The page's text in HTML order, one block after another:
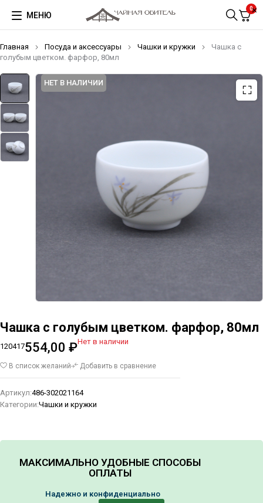
МЕНЮ
0
Главная Посуда и аксессуары Чашки и кружки
Чашка с
голубым цветком. фарфор, 80мл
НЕТ В НАЛИЧИИ
Чашка с голубым цветком. фарфор, 80мл
120417554,00 ₽Нет в наличии
В список желаний Добавить в сравнение
Артикул:486-302021164
Категории:Чашки и кружки
МАКСИМАЛЬНО УДОБНЫЕ СПОСОБЫ
ОПЛАТЫ
Надежно и конфиденциально